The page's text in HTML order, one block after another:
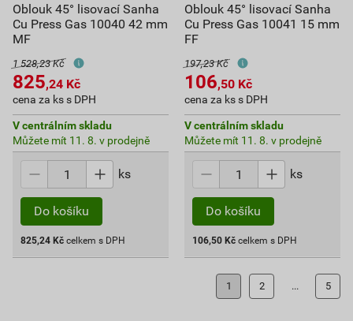
Oblouk 45° lisovací Sanha
Cu Press Gas 10040 42 mm
MF
1 528,23 Kč
825,24 Kč
cena za ks s DPH
V centrálním skladu
Můžete mít 11. 8. v prodejně
ks
Do košíku
825,24 Kč celkem s DPH
Oblouk 45° lisovací Sanha
Cu Press Gas 10041 15 mm
FF
197,23 Kč
106,50 Kč
cena za ks s DPH
V centrálním skladu
Můžete mít 11. 8. v prodejně
ks
Do košíku
106,50 Kč celkem s DPH
1 2 ... 5